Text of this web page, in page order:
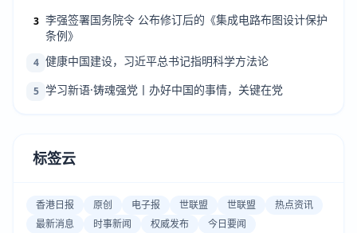
3 李强签署国务院令 公布修订后的《集成电路布图设计保护
条例》
4 健康中国建设，习近平总书记指明科学方法论
5 学习新语·铸魂强党丨办好中国的事情，关键在党
标签云
香港日报 原创 电子报 世联盟 世联盟
热点资讯
最新消息
时事新闻 权威发布 今日要闻